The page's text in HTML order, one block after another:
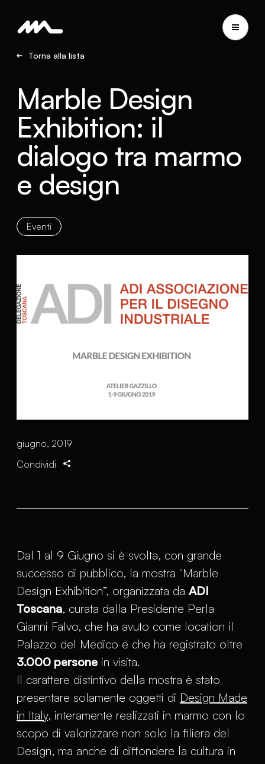
Torna alla lista
Marble Design
Exhibition: il
dialogo tra marmo
e design
Eventi
giugno, 2019
Condividi
Dal 1 al 9 Giugno si è svolta, con grande
successo di pubblico, la mostra "Marble
Design Exhibition”, organizzata da ADI
Toscana, curata dalla Presidente Perla
Gianni Falvo, che ha avuto come location il
Palazzo del Medico e che ha registrato oltre
3.000 persone in visita.
Il carattere distintivo della mostra è stato
presentare solamente oggetti di Design Made
in Italy, interamente realizzati in marmo con lo
scopo di valorizzare non solo la filiera del
Design, ma anche di diffondere la cultura in